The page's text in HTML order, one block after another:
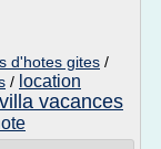
d'hotes gites /
/ location
vacances